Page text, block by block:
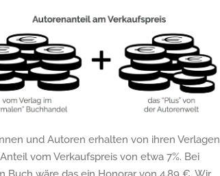
und Autoren erhalten von ihren Verlagen
vom Verkaufspreis von etwa 7%. Bei